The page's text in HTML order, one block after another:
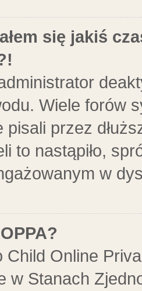
się jakiś
Wiele forów
pisali przez
to nastąpiło,
w
Child Online
w Stanach